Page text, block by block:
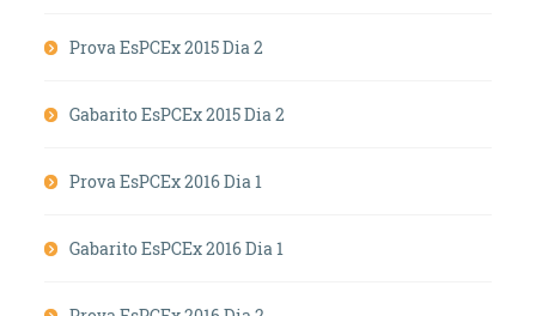
Prova EsPCEx 2015 Dia 2
Gabarito EsPCEx 2015 Dia 2
Prova EsPCEx 2016 Dia 1
Gabarito EsPCEx 2016 Dia 1